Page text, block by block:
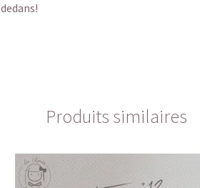
dedans!
Produits similaires